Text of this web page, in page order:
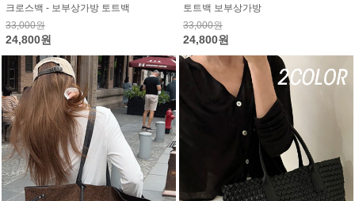
크로스백 - 보부상가방 토트백
33,000원
24,800원
토트백 보부상가방
33,000원
24,800원